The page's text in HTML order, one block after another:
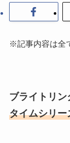
※記事内容は全
ブライトリ
タイムシリー